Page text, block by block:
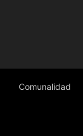
Comunalidad